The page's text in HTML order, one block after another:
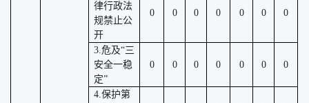
律行政法
规禁止公
开
0 0 0 0 0 0 0
3.危及“三
安全一稳
定”
0 0 0 0 0 0 0
4.保护第